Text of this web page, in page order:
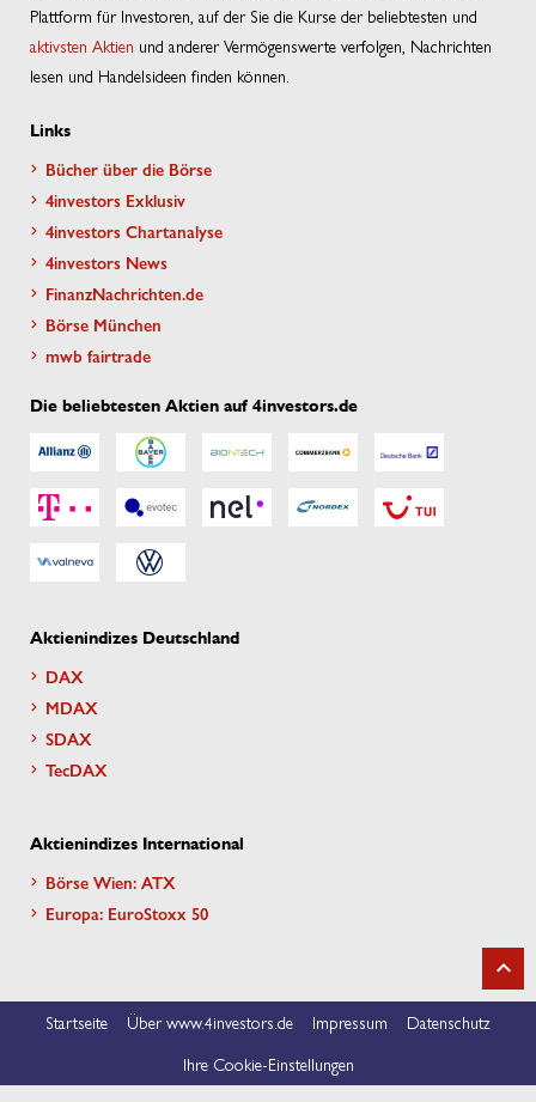
Plattform für Investoren, auf der Sie die Kurse der beliebtesten und
aktivsten Aktien und anderer Vermögenswerte verfolgen, Nachrichten
lesen und Handelsideen finden können.
Links
Bücher über die Börse
4investors Exklusiv
4investors Chartanalyse
4investors News
FinanzNachrichten.de
Börse München
mwb fairtrade
Die beliebtesten Aktien auf 4investors.de
Aktienindizes Deutschland
DAX
MDAX
SDAX
TecDAX
Aktienindizes International
Börse Wien: ATX
Europa: EuroStoxx 50
Startseite Über www.4investors.de Impressum
Datenschutz
Ihre Cookie-Einstellungen